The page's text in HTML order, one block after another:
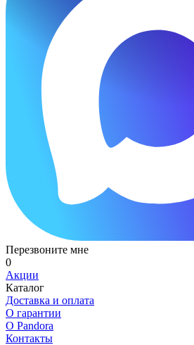
Перезвоните мне
0
Акции
Каталог
Доставка и оплата
О гарантии
О Pandora
Контакты